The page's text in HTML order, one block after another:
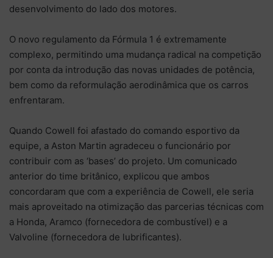
desenvolvimento do lado dos motores.
O novo regulamento da Fórmula 1 é extremamente
complexo, permitindo uma mudança radical na competição
por conta da introdução das novas unidades de potência,
bem como da reformulação aerodinâmica que os carros
enfrentaram.
Quando Cowell foi afastado do comando esportivo da
equipe, a Aston Martin agradeceu o funcionário por
contribuir com as ‘bases’ do projeto. Um comunicado
anterior do time britânico, explicou que ambos
concordaram que com a experiência de Cowell, ele seria
mais aproveitado na otimização das parcerias técnicas com
a Honda, Aramco (fornecedora de combustível) e a
Valvoline (fornecedora de lubrificantes).